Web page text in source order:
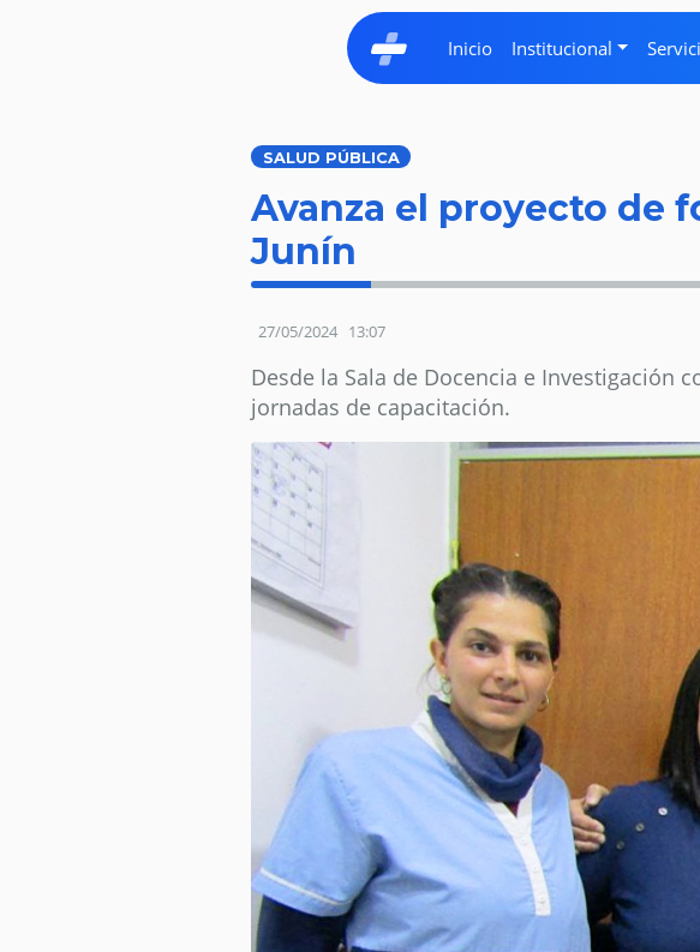
Inicio Institucional
SALUD PÚBLICA
Avanza el proyecto de
Junín
27/05/2024 13:07
Desde la Sala de Docencia e Investigación
jornadas de capacitación.